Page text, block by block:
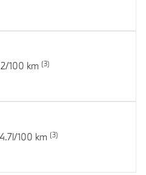
100 km
100 km